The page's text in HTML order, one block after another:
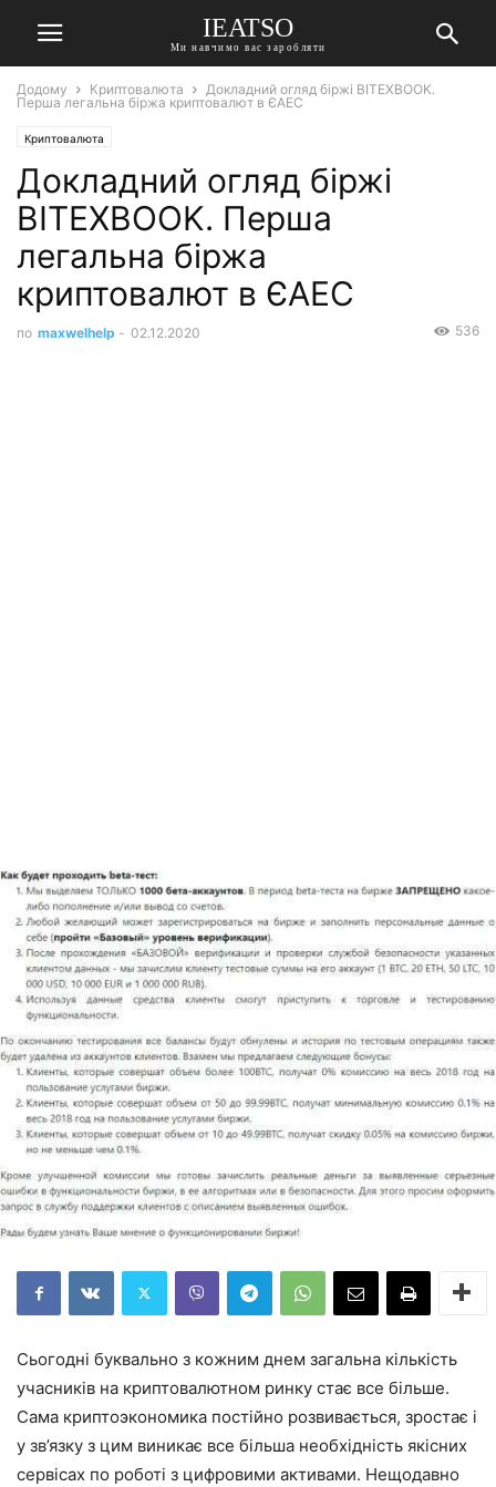
IEATSO
Ми навчимо вас заробляти
Додому Криптовалюта
Докладний огляд біржі BITEXBOOK.
Перша легальна біржа криптовалют в ЄАЕС
Криптовалюта
Докладний огляд біржі
BITEXBOOK. Перша
легальна біржа
криптовалют в ЄАЕС
по maxwelhelp - 02.12.2020 536
Сьогодні буквально з кожним днем загальна кількість
учасників на криптовалютном ринку стає все більше.
Сама криптоэкономика постійно розвивається, зростає і
у зв’язку з цим виникає все більша необхідність якісних
сервісах по роботі з цифровими активами. Нещодавно